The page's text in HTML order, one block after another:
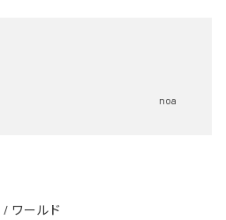
noa
/ ワールド